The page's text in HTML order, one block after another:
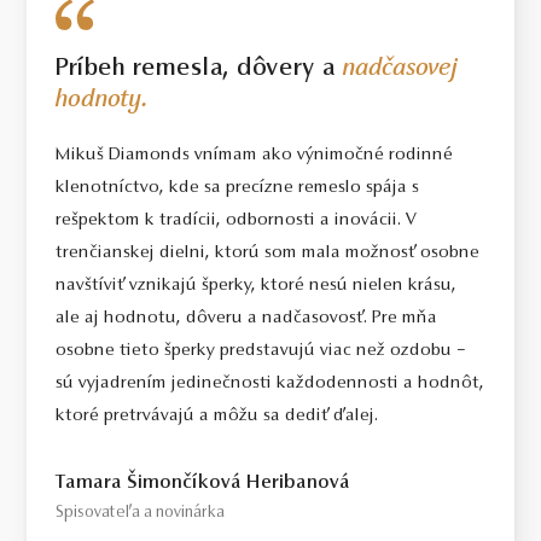
Príbeh remesla, dôvery anadčasovej
hodnoty.
Mikuš Diamonds vnímam ako výnimočné rodinné
klenotníctvo, kde sa precízne remeslo spája s
rešpektom k tradícii, odbornosti a inovácii. V
trenčianskej dielni, ktorú som mala možnosť osobne
navštíviť vznikajú šperky, ktoré nesú nielen krásu,
ale aj hodnotu, dôveru a nadčasovosť. Pre mňa
osobne tieto šperky predstavujú viac než ozdobu –
sú vyjadrením jedinečnosti každodennosti a hodnôt,
ktoré pretrvávajú a môžu sa dediť ďalej.
Tamara Šimončíková Heribanová
Spisovateľa a novinárka